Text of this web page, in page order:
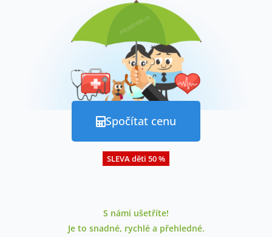
Spočítat cenu
SLEVA děti 50 %
S námi ušetříte!
Je to snadné, rychlé a přehledné.